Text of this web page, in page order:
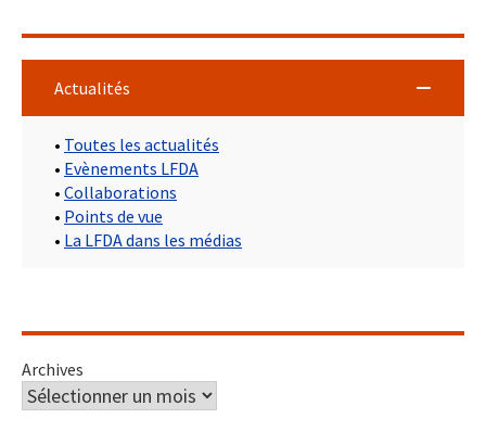
Actualités
• Toutes les actualités
• Evènements LFDA
• Collaborations
• Points de vue
• La LFDA dans les médias
Archives